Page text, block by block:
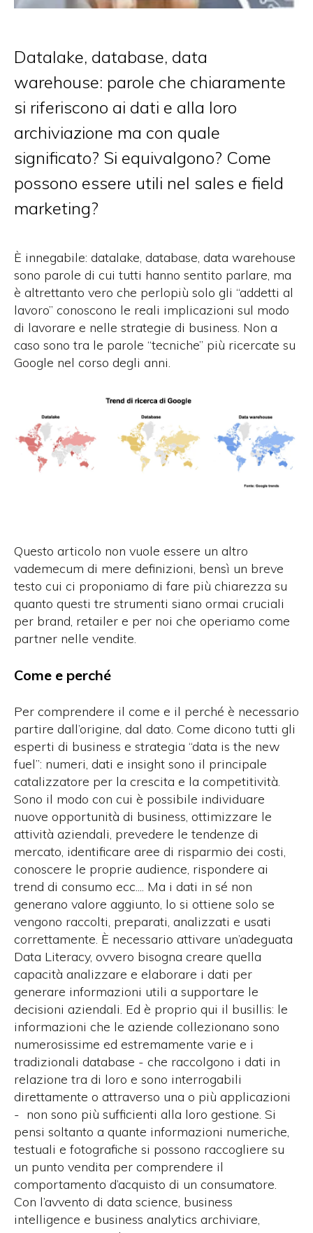
Datalake, database, data
warehouse: parole che chiaramente
si riferiscono ai dati e alla loro
archiviazione ma con quale
significato? Si equivalgono? Come
possono essere utili nel sales e field
marketing?
È innegabile: datalake, database, data warehouse
sono parole di cui tutti hanno sentito parlare, ma
è altrettanto vero che perlopiù solo gli “addetti al
lavoro” conoscono le reali implicazioni sul modo
di lavorare e nelle strategie di business. Non a
caso sono tra le parole “tecniche” più ricercate su
Google nel corso degli anni.
Questo articolo non vuole essere un altro
vademecum di mere definizioni, bensì un breve
testo cui ci proponiamo di fare più chiarezza su
quanto questi tre strumenti siano ormai cruciali
per brand, retailer e per noi che operiamo come
partner nelle vendite.
Come e perché
Per comprendere il come e il perché è necessario
partire dall’origine, dal dato. Come dicono tutti gli
esperti di business e strategia “data is the new
fuel”: numeri, dati e insight sono il principale
catalizzatore per la crescita e la competitività.
Sono il modo con cui è possibile individuare
nuove opportunità di business, ottimizzare le
attività aziendali, prevedere le tendenze di
mercato, identificare aree di risparmio dei costi,
conoscere le proprie audience, rispondere ai
trend di consumo ecc.... Ma i dati in sé non
generano valore aggiunto, lo si ottiene solo se
vengono raccolti, preparati, analizzati e usati
correttamente. È necessario attivare un’adeguata
Data Literacy, ovvero bisogna creare quella
capacità analizzare e elaborare i dati per
generare informazioni utili a supportare le
decisioni aziendali. Ed è proprio qui il busillis: le
informazioni che le aziende collezionano sono
numerosissime ed estremamente varie e i
tradizionali database - che raccolgono i dati in
relazione tra di loro e sono interrogabili
direttamente o attraverso una o più applicazioni
- non sono più sufficienti alla loro gestione. Si
pensi soltanto a quante informazioni numeriche,
testuali e fotografiche si possono raccogliere su
un punto vendita per comprendere il
comportamento d’acquisto di un consumatore.
Con l’avvento di data science, business
intelligence e business analytics archiviare,